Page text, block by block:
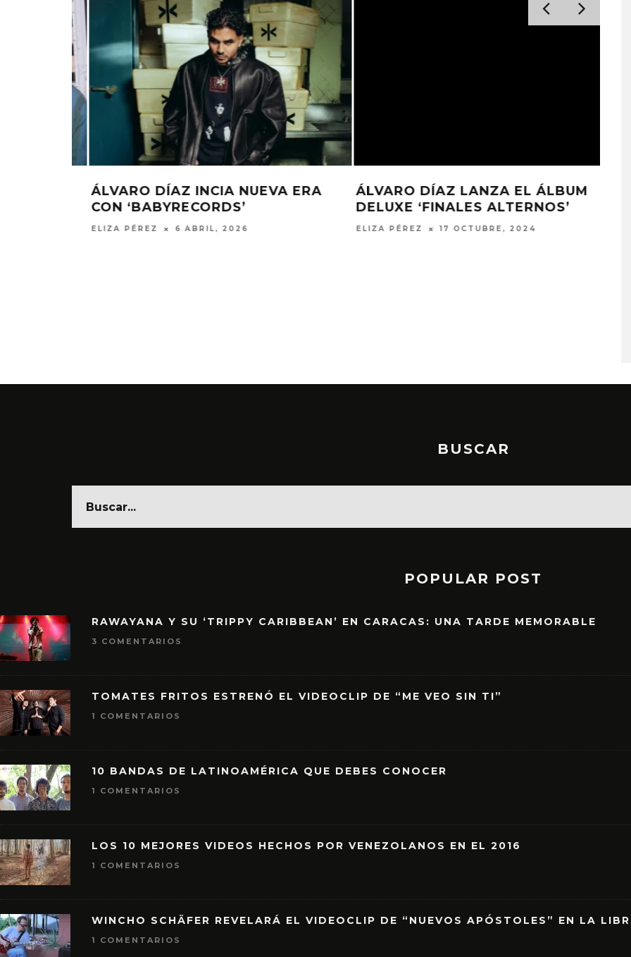
ÁLVARO DÍAZ LANZA EL ÁLBUM
DELUXE ‘FINALES ALTERNOS’
ELIZA PÉREZ 17 OCTUBRE, 2024
ÁLVARO DÍAZ Y NATHY PELUSO
COMPARTEN ‘XQ ERES ASÍ’
JULIO MOREAN 9 OCTUBRE, 2024
BUSCAR
POPULAR POST
RAWAYANA Y SU ‘TRIPPY CARIBBEAN’ EN CARACAS: UNA TARDE MEMORABLE
3 COMENTARIOS
TOMATES FRITOS ESTRENÓ EL VIDEOCLIP DE “ME VEO SIN TI”
1 COMENTARIOS
10 BANDAS DE LATINOAMÉRICA QUE DEBES CONOCER
1 COMENTARIOS
LOS 10 MEJORES VIDEOS HECHOS POR VENEZOLANOS EN EL 2016
1 COMENTARIOS
WINCHO SCHÄFER REVELARÁ EL VIDEOCLIP DE “NUEVOS APÓSTOLES” EN LA
1 COMENTARIOS